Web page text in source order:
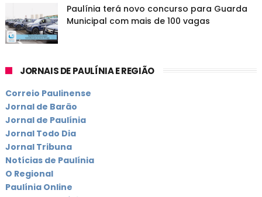
Paulínia terá novo concurso para Guarda
Municipal com mais de 100 vagas
JORNAIS DE PAULÍNIA E REGIÃO
Correio Paulinense
Jornal de Barão
Jornal de Paulínia
Jornal Todo Dia
Jornal Tribuna
Notícias de Paulínia
O Regional
Paulínia Online